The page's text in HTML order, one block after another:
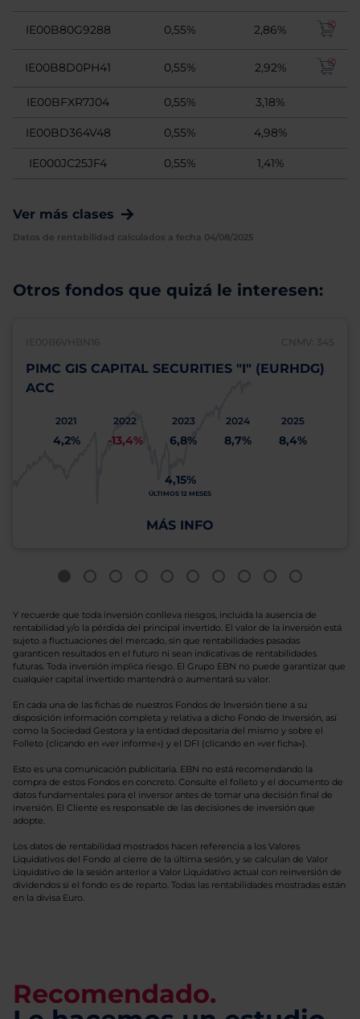
IE00B80G9288 0,55% 2,86%
IE00B8D0PH41 0,55% 2,92%
IE00BFXR7J04 0,55% 3,18%
IE00BD364V48 0,55% 4,98%
IE000JC25JF4 0,55% 1,41%
Ver más clases
Datos de rentabilidad calculados a fecha 04/08/2025
Otros fondos que quizá le interesen:
IE00B6VHBN16 CNMV: 345
PIMC GIS CAPITAL SECURITIES "I" (EURHDG)
ACC
2021
4,2%
2022
-13,4%
2023
6,8%
2024
8,7%
2025
8,4%
4,15%
ÚLTIMOS 12 MESES
MÁS INFO
Y recuerde que toda inversión conlleva riesgos, incluida la ausencia de
rentabilidad y/o la pérdida del principal invertido. El valor de la inversión está
sujeto a fluctuaciones del mercado, sin que rentabilidades pasadas
garanticen resultados en el futuro ni sean indicativas de rentabilidades
futuras. Toda inversión implica riesgo. El Grupo EBN no puede garantizar que
cualquier capital invertido mantendrá o aumentará su valor.
En cada una de las fichas de nuestros Fondos de Inversión tiene a su
disposición información completa y relativa a dicho Fondo de Inversión, así
como la Sociedad Gestora y la entidad depositaria del mismo y sobre el
Folleto (clicando en «ver informe») y el DFI (clicando en «ver ficha»).
Esto es una comunicación publicitaria. EBN no está recomendando la
compra de estos Fondos en concreto. Consulte el folleto y el documento de
datos fundamentales para el inversor antes de tomar una decisión final de
inversión. El Cliente es responsable de las decisiones de inversión que
adopte.
Los datos de rentabilidad mostrados hacen referencia a los Valores
Liquidativos del Fondo al cierre de la última sesión, y se calculan de Valor
Liquidativo de la sesión anterior a Valor Liquidativo actual con reinversión de
dividendos si el fondo es de reparto. Todas las rentabilidades mostradas están
en la divisa Euro.
Recomendado.